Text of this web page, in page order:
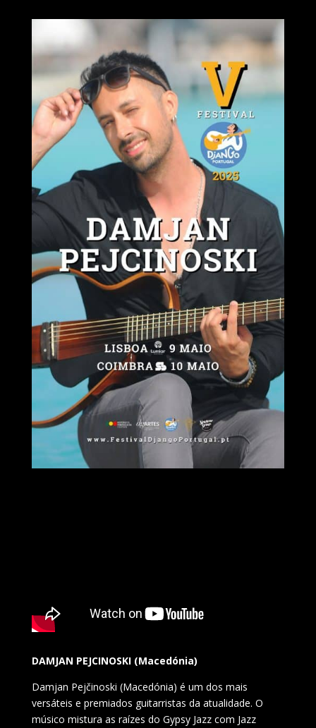
DAMJAN PEJCINOSKI (Macedónia)
Damjan Pejčinoski (Macedónia) é um dos mais
versáteis e premiados guitarristas da atualidade. O
músico mistura as raízes do Gypsy Jazz com Jazz